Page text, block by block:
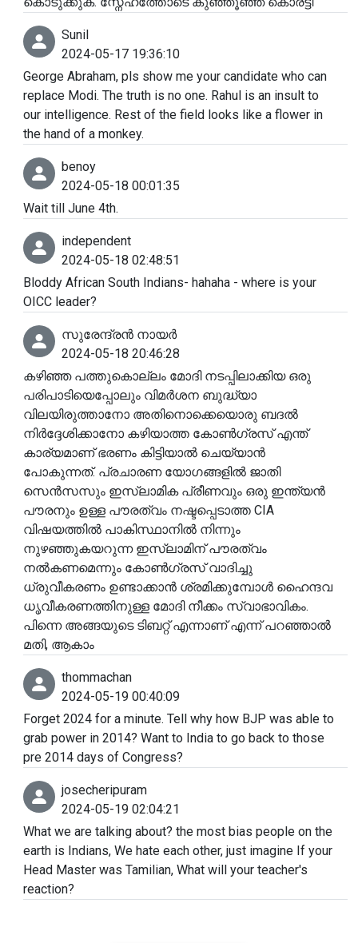
Sunil
2024-05-17 19:36:10
George Abraham, pls show me your candidate who can
replace Modi. The truth is no one. Rahul is an insult to
our intelligence. Rest of the field looks like a flower in
the hand of a monkey.
benoy
2024-05-18 00:01:35
Wait till June 4th.
independent
2024-05-18 02:48:51
Bloddy African South Indians- hahaha - where is your
OICC leader?
സുരേന്ദ്രൻ നായർ
2024-05-18 20:46:28
കഴിഞ്ഞ പത്തുകൊല്ലം മോദി നടപ്പിലാക്കിയ ഒരു
പരിപാടിയെപ്പോലും വിമർശന ബുദ്ധ്യാ
വിലയിരുത്താനോ അതിനൊക്കെയൊരു ബദൽ
നിർദ്ദേശിക്കാനോ കഴിയാത്ത കോൺഗ്രസ് എന്ത്
കാര്യമാണ് ഭരണം കിട്ടിയാൽ ചെയ്യാൻ
പോകുന്നത്. പ്രചാരണ യോഗങ്ങളിൽ ജാതി
സെൻസസും ഇസ്ലാമിക പ്രീണവും ഒരു ഇന്ത്യൻ
പൗരനും ഉള്ള പൗരത്വം നഷ്ടപ്പെടാത്ത CIA
വിഷയത്തിൽ പാകിസ്ഥാനിൽ നിന്നും
നുഴഞ്ഞുകയറുന്ന ഇസ്ലാമിന് പൗരത്വം
നൽകണമെന്നും കോൺഗ്രസ് വാദിച്ചു
ധ്രുവീകരണം ഉണ്ടാക്കാൻ ശ്രമിക്കുമ്പോൾ ഹൈന്ദവ
ധൃവീകരണത്തിനുള്ള മോദി നീക്കം സ്വാഭാവികം.
പിന്നെ അങ്ങയുടെ ടിബറ്റ് എന്നാണ് എന്ന് പറഞ്ഞാൽ
മതി, ആകാം
thommachan
2024-05-19 00:40:09
Forget 2024 for a minute. Tell why how BJP was able to
grab power in 2014? Want to India to go back to those
pre 2014 days of Congress?
josecheripuram
2024-05-19 02:04:21
What we are talking about? the most bias people on the
earth is Indians, We hate each other, just imagine If your
Head Master was Tamilian, What will your teacher's
reaction?